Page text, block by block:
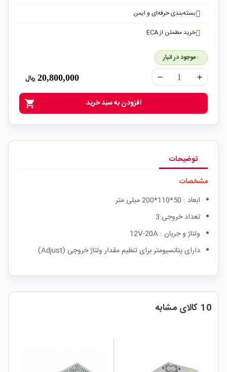
بسته‌بندی حرفه‌ای و ایمن
خرید مطمئن از ECA
موجود در انبار
remove add
20,800,000 ریال
shopping_cart افزودن به سبد خرید
توضیحات
مشخصات
ابعاد : 50*110*200 میلی متر
تعداد خروجی:3
ولتاژ و جریان : 12V-20A
دارای پتانسیومتر برای تنظیم مقدار ولتاژ خروجی (Adjust)
10 کالای مشابه